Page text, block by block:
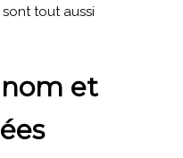
tout aussi
et